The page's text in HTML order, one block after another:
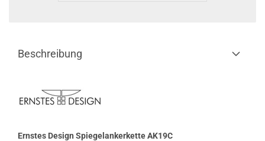
Beschreibung
Ernstes Design Spiegelankerkette AK19C